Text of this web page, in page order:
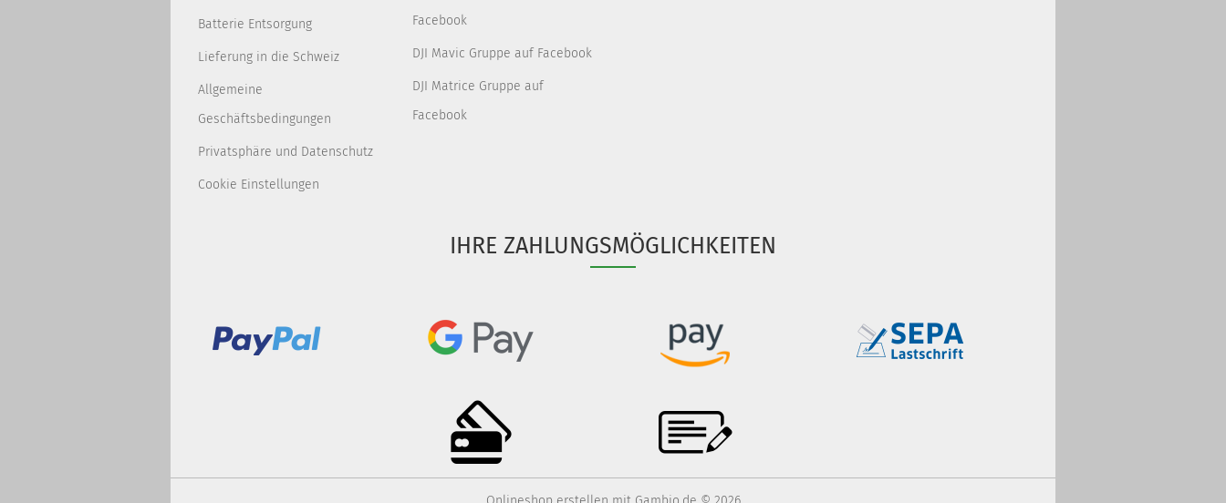
Batterie Entsorgung
Lieferung in die Schweiz
Allgemeine
Geschäftsbedingungen
Privatsphäre und Datenschutz
Cookie Einstellungen
Facebook
DJI Mavic Gruppe auf Facebook
DJI Matrice Gruppe auf
Facebook
IHRE ZAHLUNGSMÖGLICHKEITEN